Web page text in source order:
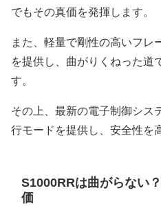
でもその真価を発揮します。
また、軽量で剛性の高いフレ
を提供し、曲がりくねった道
す。
その上、最新の電子制御シス
行モードを提供し、安全性を
S1000RRは曲がらない
価